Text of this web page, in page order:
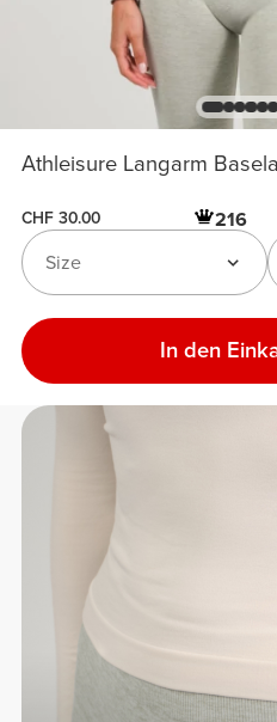
Athleisure Langarm
CHF 30.00 216
Size
In den